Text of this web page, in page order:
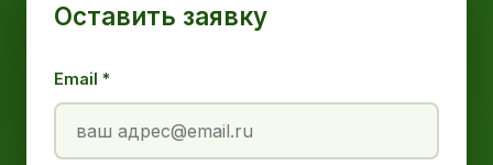
Оставить заявку
Email *